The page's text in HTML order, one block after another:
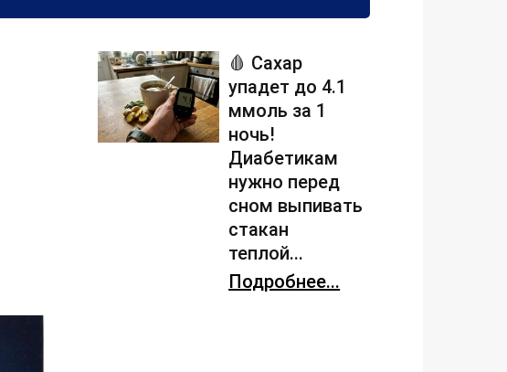
🩸 Сахар
упадет до 4.1
ммоль за 1
ночь!
Диабетикам
нужно перед
сном выпивать
стакан
теплой...
Подробнее...